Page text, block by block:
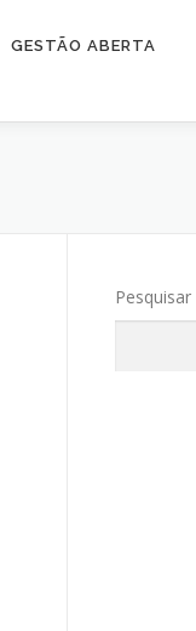
GESTÃO ABERTA
Pesquisar